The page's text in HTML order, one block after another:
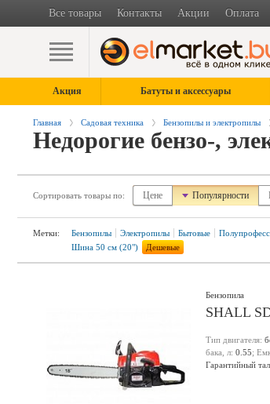
Все товары Контакты Акции Оплата
Акция Батуты и аксессуары
Главная Садовая техника Бензопилы и электропилы
Недорогие бензо-,
Сортировать товары по: Цене Популярности
Метки: Бензопилы Электропилы Бытовые
Шина 50 см (20")
Дешевые
Бензопила
SHALL
Тип двигателя:
бака, л: 0.55;
Гарантийный